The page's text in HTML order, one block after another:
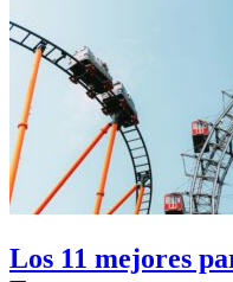
Los 11 mejores